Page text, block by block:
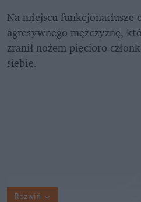
Na miejscu funkcjonariusze
agresywnego mężczyznę,
zranił nożem pięcioro
siebie.
Rozwiń